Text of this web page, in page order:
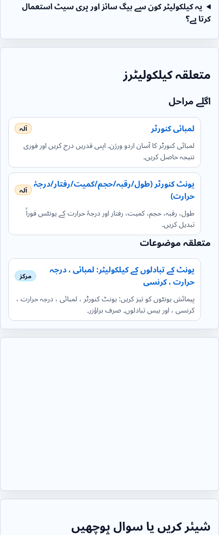
یہ کیلکولیٹر کون سے بیگ سائز اور پری سیٹ استعمال
کرتا ہے؟
متعلقہ کیلکولیٹرز
اگلے مراحل
لمبائی کنورٹر
لمبائی کنورٹر کا آسان اردو ورژن۔ اپنی قدریں درج کریں اور فوری
نتیجہ حاصل کریں۔
یونٹ کنورٹر (طول/رقبہ/حجم/کمیت/رفتار/درجۂ
حرارت)
طول، رقبہ، حجم، کمیت، رفتار اور درجۂ حرارت کے یونٹس فوراً
تبدیل کریں۔
متعلقہ موضوعات
یونٹ کے تبادلوں کے کیلکولیٹر: لمبائی ، درجہ
حرارت ، کرنسی
پیمائش یونٹوں کو تیز کریں: یونٹ کنورٹر ، لمبائی ، درجہ حرارت ،
کرنسی ، اور بیس تبادلوں۔ صرف براؤزر۔
شیئر کریں یا سوال پوچھیں